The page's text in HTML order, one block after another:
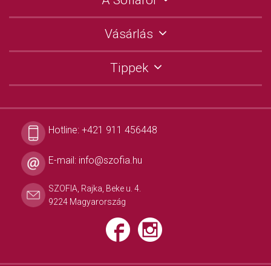
Vásárlás
Tippek
Hotline: +421 911 456448
E-mail: info@szofia.hu
SZOFIA, Rajka, Beke u. 4.
9224 Magyarország